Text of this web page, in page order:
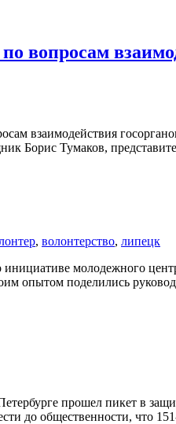
взаимодействия
Борис Тумаков,
, волонтерство, липецк
молодежного
опытом поделились
прошел пикет в
до общественности, что